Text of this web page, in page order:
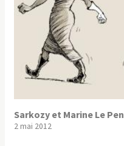
Sarkozy et Marine Le Pen
2 mai 2012